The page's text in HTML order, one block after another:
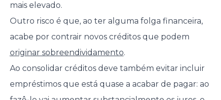
mais elevado.
Outro risco é que, ao ter alguma folga financeira,
acabe por contrair novos créditos que podem
originar sobreendividamento.
Ao consolidar créditos deve também evitar incluir
empréstimos que está quase a acabar de pagar: ao